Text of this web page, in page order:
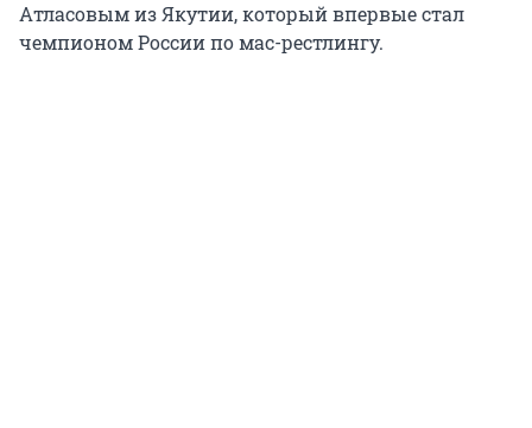
Атласовым из Якутии, который впервые стал
чемпионом России по мас-рестлингу.